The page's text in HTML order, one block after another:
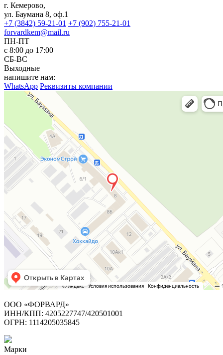
г. Кемерово,
ул. Баумана 8, оф.1
+7 (3842) 59-21-01 +7 (902) 755-21-01
forvardkem@mail.ru
ПН-ПТ
с 8:00 до 17:00
СБ-ВС
Выходные
напишите нам:
WhatsApp Реквизиты компании
ООО «ФОРВАРД»
ИНН/КПП: 4205227747/420501001
ОГРН: 1114205035845
Марки